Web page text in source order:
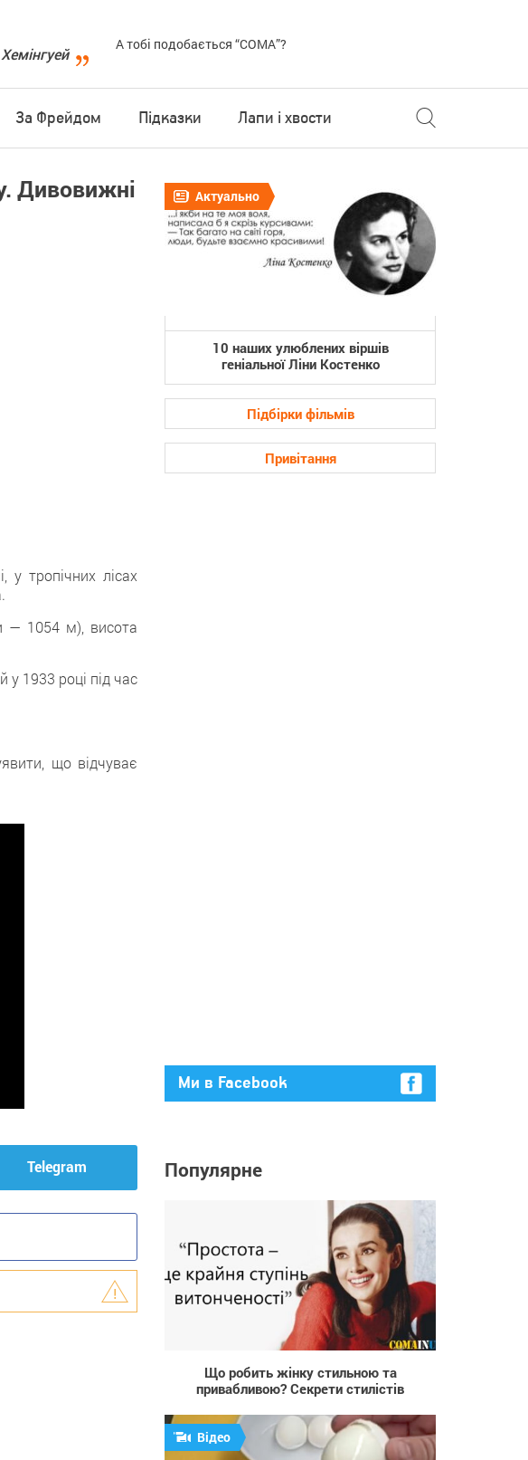
А тобі подобається “COMA”?
За Фрейдом Підказки Лапи і хвости
Дивовижні
у тропічних лісах
— 1054 м), висота
1933 році під час
що відчуває
Telegram
Актуально
10 наших улюблених віршів
геніальної Ліни Костенко
Підбірки фільмів
Привітання
Ми в Facebook
Популярне
19 984
Що робить жінку стильною та
привабливою? Секрети стилістів
Відео